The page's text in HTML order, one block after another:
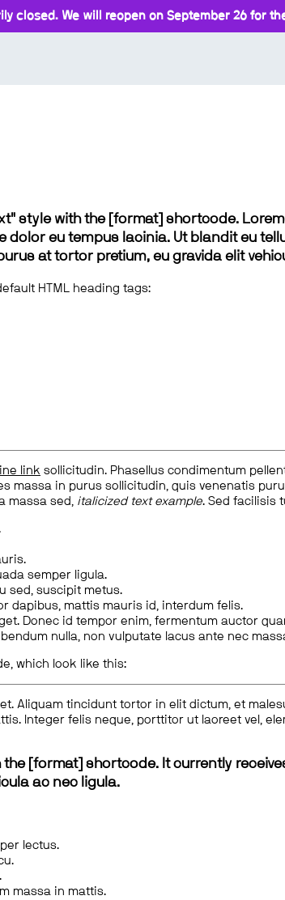
closed. We will reopen on September 26 for
style with the [format] shortcode.
dolor eu tempus lacinia. Ut blandit eu
at tortor pretium, eu gravida elit
HTML heading tags:
link sollicitudin. Phasellus condimentum
massa in purus sollicitudin, quis venenatis
massa sed, italicized text example. Sed facilisis
semper ligula.
sed, suscipit metus.
dapibus, mattis mauris id, interdum felis.
Donec id tempor enim, fermentum auctor
nulla, non vulputate lacus ante nec
which look like this:
Aliquam tincidunt tortor in elit dictum, et
Integer felis neque, porttitor ut laoreet vel,
the [format] shortcode. It currently
ac nec ligula.
lectus.
massa in mattis.